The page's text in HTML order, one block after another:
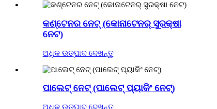
କଣ୍ଟେନର ନେଟ୍ (କୋନାଟେନର୍ ସୁରକ୍ଷା
ନେଟ)
ଅଧିକ ଉତ୍ପାଦ ଦେଖନ୍ତୁ
ପାଲେଟ୍ ନେଟ୍ (ପାଲେଟ୍ ପ୍ୟାକିଂ ନେଟ୍)
ଅଧିକ ଉତ୍ପାଦ ଦେଖନ୍ତୁ